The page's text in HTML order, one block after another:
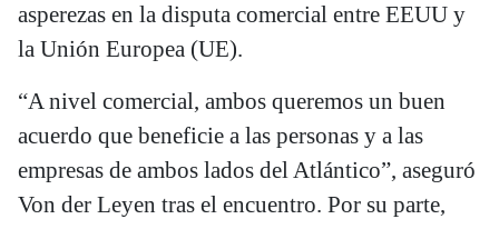
asperezas en la disputa comercial entre EEUU y
la Unión Europea (UE).
“A nivel comercial, ambos queremos un buen
acuerdo que beneficie a las personas y a las
empresas de ambos lados del Atlántico”, aseguró
Von der Leyen tras el encuentro. Por su parte,